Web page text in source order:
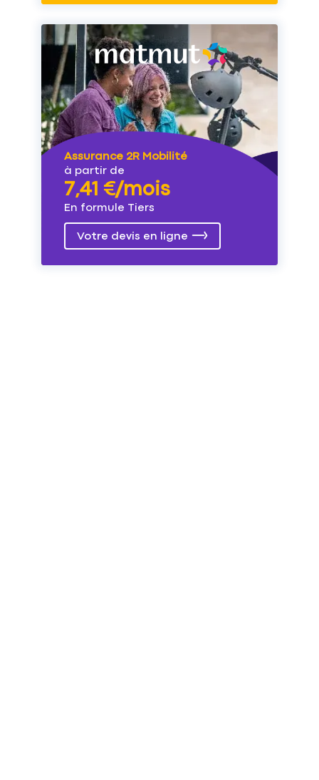
Assurance 2R Mobilité
à partir de
7,41 €/mois
En formule Tiers
Votre devis en ligne